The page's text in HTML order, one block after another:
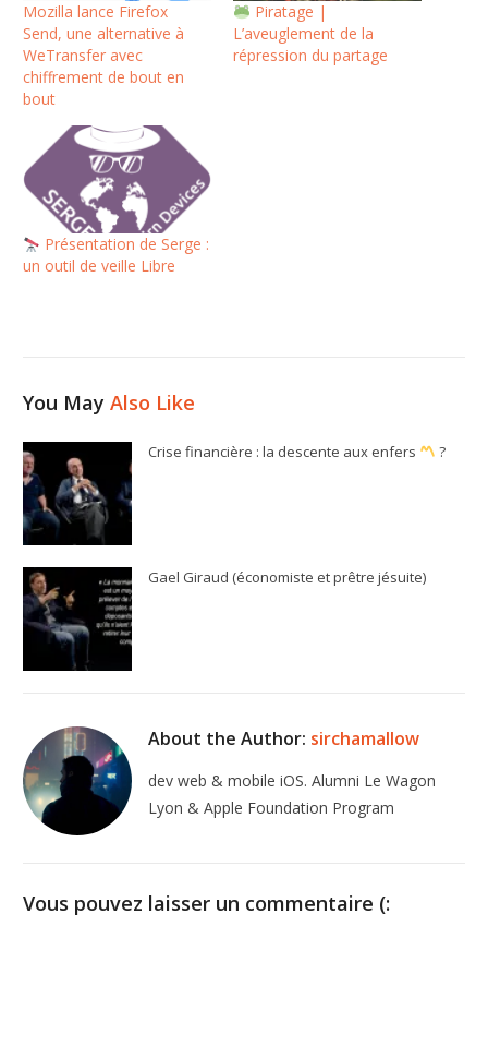
Mozilla lance Firefox
Send, une alternative à
WeTransfer avec
chiffrement de bout en
bout
Piratage |
L’aveuglement de la
répression du partage
Présentation de Serge :
un outil de veille Libre
You MayAlso Like
Crise financière : la descente aux enfers ?
Gael Giraud (économiste et prêtre jésuite)
About the Author: sirchamallow
dev web & mobile iOS. Alumni Le Wagon
Lyon & Apple Foundation Program
Vous pouvez laisser un commentaire (: